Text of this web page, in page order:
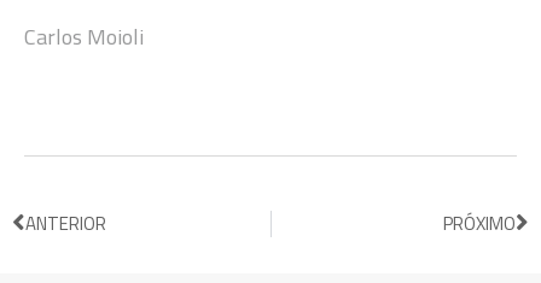
Carlos Moioli
ANTERIOR PRÓXIMO